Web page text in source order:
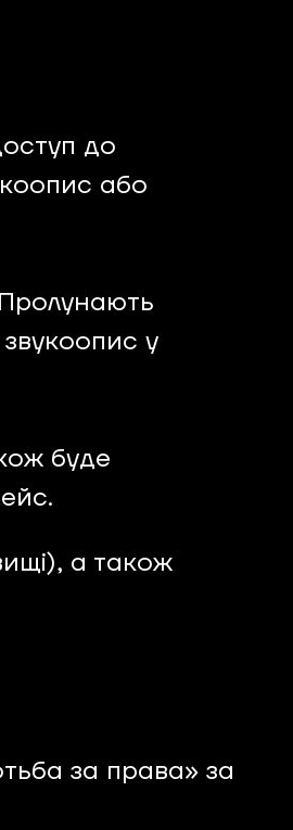
до
або
у
буде
а також
за права» за